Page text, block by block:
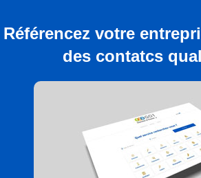
Référencez votre
des contatcs